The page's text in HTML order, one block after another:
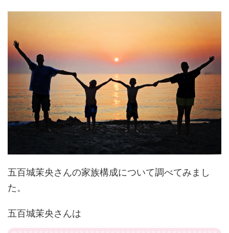
五百城茉央さんの家族構成について調べてみまし
た。
五百城茉央さんは